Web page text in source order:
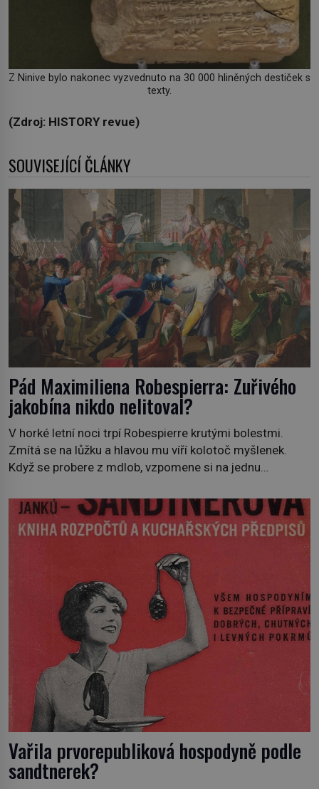
Z Ninive bylo nakonec vyzvednuto na 30 000 hliněných destiček s
texty.
(Zdroj: HISTORY revue)
SOUVISEJÍCÍ ČLÁNKY
Pád Maximiliena Robespierra: Zuřivého
jakobína nikdo nelitoval?
V horké letní noci trpí Robespierre krutými bolestmi.
Zmítá se na lůžku a hlavou mu víří kolotoč myšlenek.
Když se probere z mdlob, vzpomene si na jednu
Prorokovala mu tragický osud. Tehdy se jí vysmál.
„Robespierre to dotáhne hodně daleko,“ prohlásil o něm
jiný významný francouzský revolucionář, Honoré de
Vařila prvorepubliková hospodyně podle
sandtnerek?